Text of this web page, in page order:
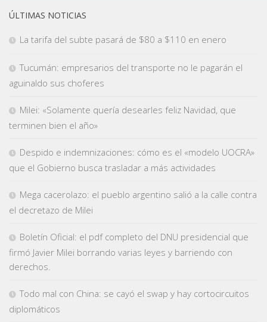
ÚLTIMAS NOTICIAS
La tarifa del subte pasará de $80 a $110 en enero
Tucumán: empresarios del transporte no le pagarán el
aguinaldo sus choferes
Milei: «Solamente quería desearles feliz Navidad, que
terminen bien el año»
Despido e indemnizaciones: cómo es el «modelo UOCRA»
que el Gobierno busca trasladar a más actividades
Mega cacerolazo: el pueblo argentino salió a la calle contra
el decretazo de Milei
Boletín Oficial: el pdf completo del DNU presidencial que
firmó Javier Milei borrando varias leyes y barriendo con
derechos.
Todo mal con China: se cayó el swap y hay cortocircuitos
diplomáticos